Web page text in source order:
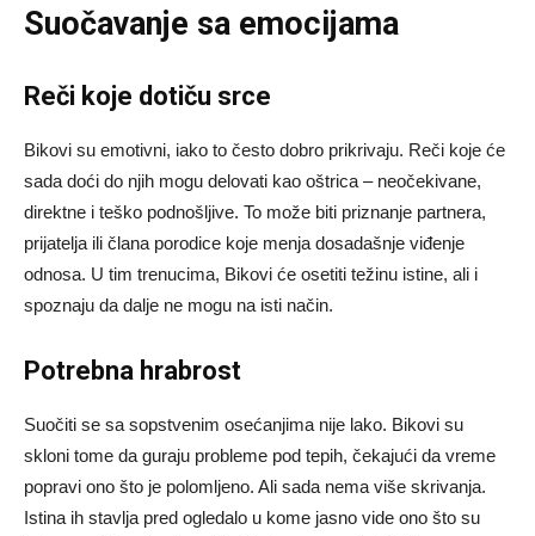
Suočavanje sa emocijama
Reči koje dotiču srce
Bikovi su emotivni, iako to često dobro prikrivaju. Reči koje će
sada doći do njih mogu delovati kao oštrica – neočekivane,
direktne i teško podnošljive. To može biti priznanje partnera,
prijatelja ili člana porodice koje menja dosadašnje viđenje
odnosa. U tim trenucima, Bikovi će osetiti težinu istine, ali i
spoznaju da dalje ne mogu na isti način.
Potrebna hrabrost
Suočiti se sa sopstvenim osećanjima nije lako. Bikovi su
skloni tome da guraju probleme pod tepih, čekajući da vreme
popravi ono što je polomljeno. Ali sada nema više skrivanja.
Istina ih stavlja pred ogledalo u kome jasno vide ono što su